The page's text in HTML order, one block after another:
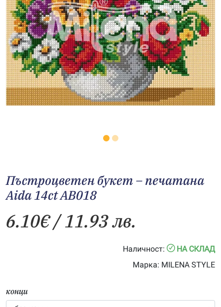
Пъстроцветен букет – печатана
Aida 14ct AB018
6.10€/ 11.93 лв.
Наличност:
НА СКЛАД
Марка: MILENA STYLE
конци